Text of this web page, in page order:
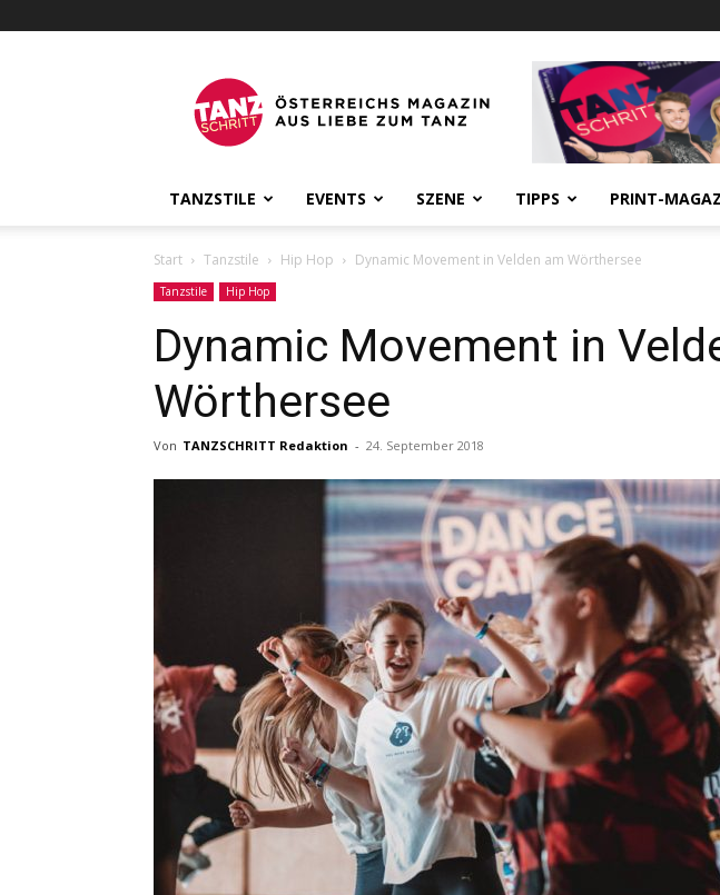
Tanzmagazin
Tanzschritt
TANZSTILE EVENTS SZENE TIPPS PRINT-
Start Tanzstile Hip Hop Dynamic Movement in Velden am Wörthersee
Tanzstile Hip Hop
Dynamic Movement in
Wörthersee
Von TANZSCHRITT Redaktion - 24. September 2018